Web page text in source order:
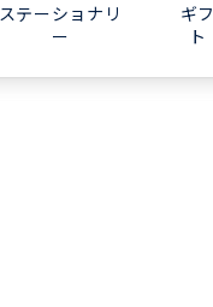
ステーショナリ
ー
ギフ
ト